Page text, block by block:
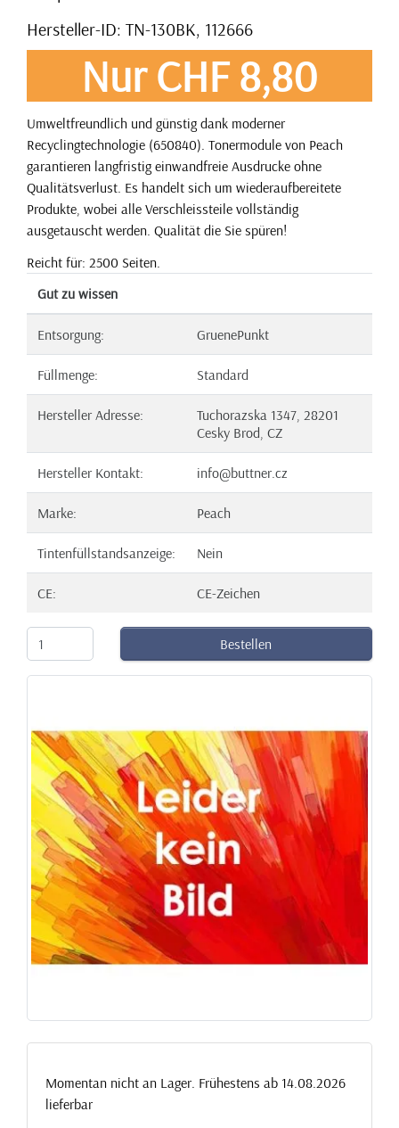
Hersteller-ID: TN-130BK, 112666
Nur CHF 8,80
Umweltfreundlich und günstig dank moderner
Recyclingtechnologie (650840). Tonermodule von Peach
garantieren langfristig einwandfreie Ausdrucke ohne
Qualitätsverlust. Es handelt sich um wiederaufbereitete
Produkte, wobei alle Verschleissteile vollständig
ausgetauscht werden. Qualität die Sie spüren!
Reicht für: 2500 Seiten.
Gut zu wissen
Entsorgung: GruenePunkt
Füllmenge: Standard
Hersteller Adresse:
Tuchorazska 1347, 28201
Cesky Brod, CZ
Hersteller Kontakt: info@buttner.cz
Marke: Peach
Tintenfüllstandsanzeige: Nein
CE: CE-Zeichen
Bestellen
Momentan nicht an Lager. Frühestens ab 14.08.2026
lieferbar